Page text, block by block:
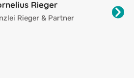
Rieger
Rieger & Partner